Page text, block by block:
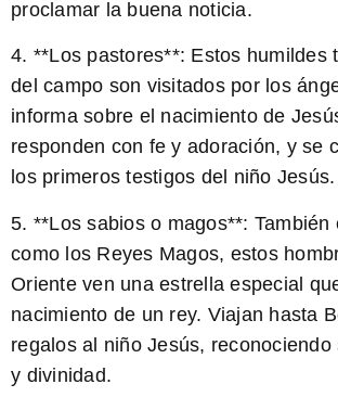
proclamar la buena noticia.
4. **Los pastores**: Estos humildes
del campo son visitados por los
informa sobre el nacimiento de
responden con fe y adoración, y se
los primeros testigos del niño Jesús.
5. **Los sabios o magos**: También
como los Reyes Magos, estos
Oriente ven una estrella especial
nacimiento de un rey. Viajan hasta
regalos al niño Jesús, reconociendo
y divinidad.